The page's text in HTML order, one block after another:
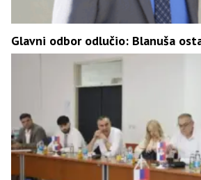
Glavni odbor odlučio: Blanuša